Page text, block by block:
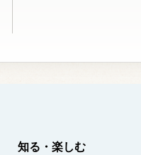
知る・楽しむ